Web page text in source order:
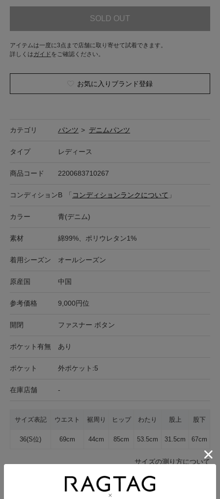
SOLD OUT
アイテムは一度に3点まで店舗に取り寄せて試着できます。
詳しくはガイド をご確認ください。
お気に入りブランド登録
カテゴリ パンツ > デニムパンツ
タイプ レディース
商品コード 2200683710267
コンディションB 「 コンディションランクについて 」
カラー 青(デニム)
素材 綿99%、ポリウレタン1%
着用シーズン オールシーズン
原産国 中国
参考価格 9,000円位
開閉 ファスナー ボタン
ポケット有無 あり
ポケット 外ポケット:5
在庫店舗 -
サイズ表記 ウエスト 裾周り ヒップ わたり 股上 股下
36(S位) 69cm 44cm 85cm 53.5cm 31.5cm 67cm
サイズの測り方について